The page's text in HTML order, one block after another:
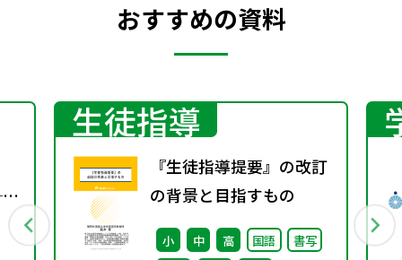
おすすめの資料
生徒指導
『生徒指導提要』の改訂
の背景と目指すもの
小 中 高 国語
書写